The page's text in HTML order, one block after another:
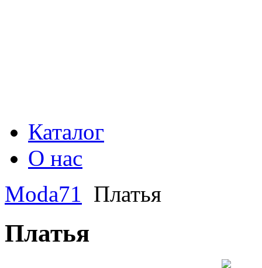
Каталог
О нас
Moda71 Платья
Платья